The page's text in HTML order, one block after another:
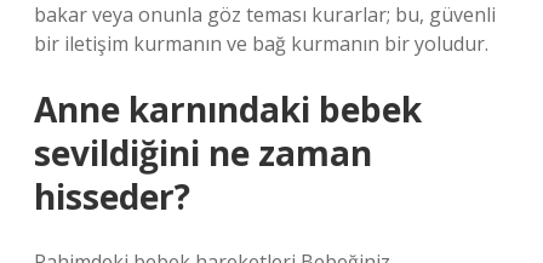
bakar veya onunla göz teması kurarlar; bu, güvenli
bir iletişim kurmanın ve bağ kurmanın bir yoludur.
Anne karnındaki bebek
sevildiğini ne zaman
hisseder?